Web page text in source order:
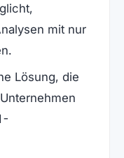
mit nur
Lösung, die